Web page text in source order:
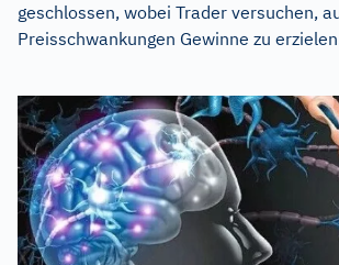
geschlossen, wobei Trader versuchen,
Preisschwankungen Gewinne zu